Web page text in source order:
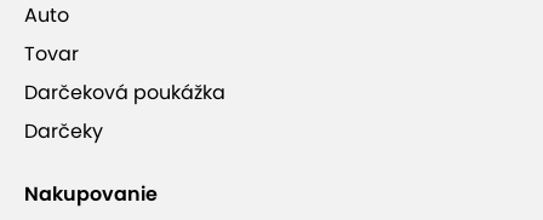
Auto
Tovar
Darčeková poukážka
Darčeky
Nakupovanie